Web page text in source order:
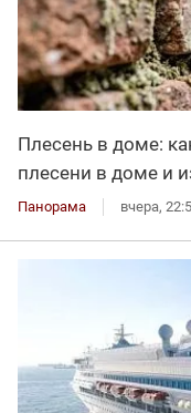
Плесень в доме:
плесени в доме и
Панорама вчера,